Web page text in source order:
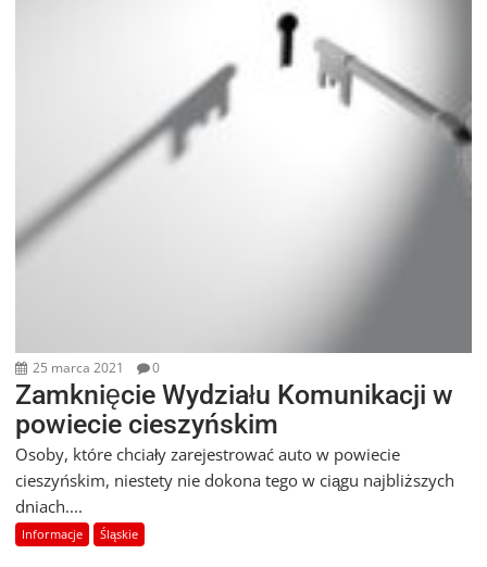
25 marca 2021 0
Zamknięcie Wydziału Komunikacji w
powiecie cieszyńskim
Osoby, które chciały zarejestrować auto w powiecie
cieszyńskim, niestety nie dokona tego w ciągu najbliższych
dniach....
Informacje Śląskie